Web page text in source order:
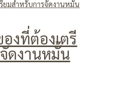
งที่ต้องเตรี
ดงานหมั้น